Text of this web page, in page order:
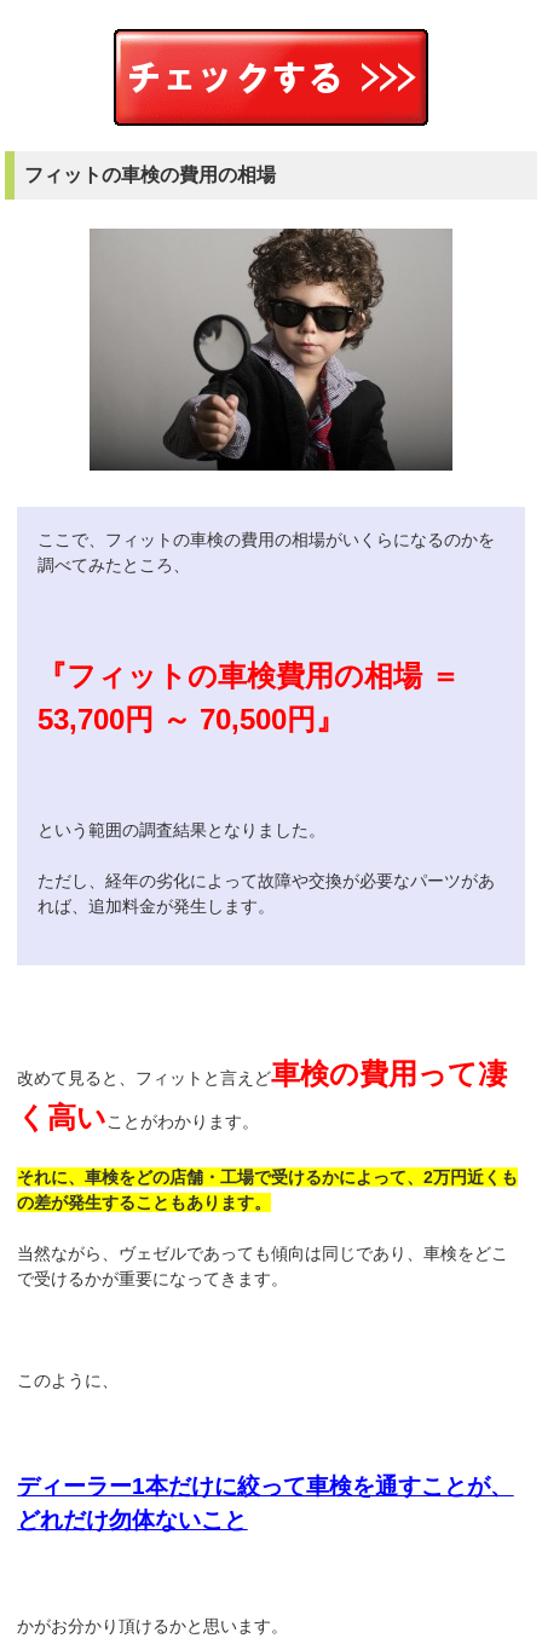
フィットの車検の費用の相場
ここで、フィットの車検の費用の相場がいくらになるのかを
調べてみたところ、
『フィットの車検費用の相場 ＝
53,700円 ～ 70,500円』
という範囲の調査結果となりました。
ただし、経年の劣化によって故障や交換が必要なパーツがあ
れば、追加料金が発生します。
改めて見ると、フィットと言えど車検の費用って凄
く高いことがわかります。
それに、車検をどの店舗・工場で受けるかによって、2万円近くも
の差が発生することもあります。
当然ながら、ヴェゼルであっても傾向は同じであり、車検をどこ
で受けるかが重要になってきます。
このように、
ディーラー1本だけに絞って車検を通すことが、
どれだけ勿体ないこと
かがお分かり頂けるかと思います。